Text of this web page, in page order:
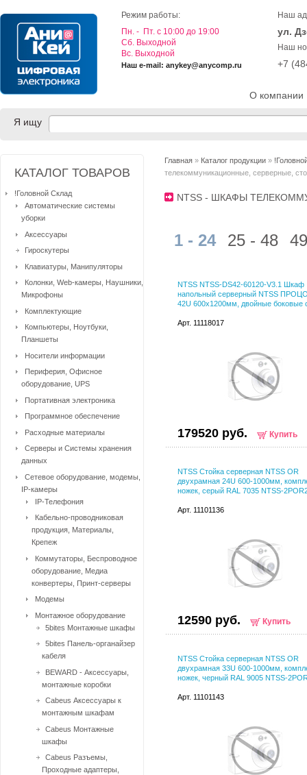
О компании
Режим работы:
Пн. - Пт. с 10:00 до 19:00
Cб. Выходной
Вс. Выходной
Наш e-mail: anykey@anycomp.ru
Наш
ул.
Наш
+7
Я ищу
Главная » Каталог продукции »
телекоммуникационные, серверные,
NTSS - ШКАФЫ
1 - 24 25 - 48
NTSS NTSS-DS42-60120-V3.1 Шкаф
напольный серверный NTSS
42U 600х1200мм, двойные боковые
Арт. 11118017
179520 руб. Купить
NTSS Стойка серверная NTSS OR
двухрамная 24U 600-1000мм,
ножек, серый RAL 7035 NTSS-
Арт. 11101136
12590 руб. Купить
NTSS Стойка серверная NTSS OR
двухрамная 33U 600-1000мм,
ножек, черный RAL 9005 NTSS-
Арт. 11101143
КАТАЛОГ ТОВАРОВ
!Головной Склад
Автоматические системы
уборки
Аксессуары
Гироскутеры
Клавиатуры, Манипуляторы
Колонки, Web-камеры, Наушники,
Микрофоны
Комплектующие
Компьютеры, Ноутбуки,
Планшеты
Носители информации
Периферия, Офисное
оборудование, UPS
Портативная электроника
Программное обеспечение
Расходные материалы
Серверы и Системы хранения
данных
Сетевое оборудование, модемы,
IP-камеры
IP-Телефония
Кабельно-проводниковая
продукция, Материалы,
Крепеж
Коммутаторы, Беспроводное
оборудование, Медиа
конвертеры, Принт-серверы
Модемы
Монтажное оборудование
5bites Монтажные шкафы
5bites Панель-органайзер
кабеля
BEWARD - Аксессуары,
монтажные коробки
Cabeus Аксессуары к
монтажным шкафам
Cabeus Монтажные
шкафы
Cabeus Разъемы,
Проходные адаптеры,